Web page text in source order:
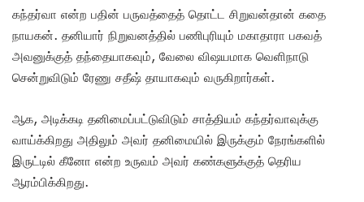
கந்தர்வா என்ற பதின் பருவத்தைத் தொட்ட சிறுவன்தான் கதை
நாயகன். தனியார் நிறுவனத்தில் பணிபுரியும் மகாதாரா பகவத்
அவனுக்குத் தந்தையாகவும், வேலை விஷயமாக வெளிநாடு
சென்றுவிடும் ரேணு சதீஷ் தாயாகவும் வருகிறார்கள்.
ஆக, அடிக்கடி தனிமைப்பட்டுவிடும் சாத்தியம் கந்தர்வாவுக்கு
வாய்க்கிறது அதிலும் அவர் தனிமையில் இருக்கும் நேரங்களில்
இருட்டில் கீனோ என்ற உருவம் அவர் கண்களுக்குத் தெரிய
ஆரம்பிக்கிறது.